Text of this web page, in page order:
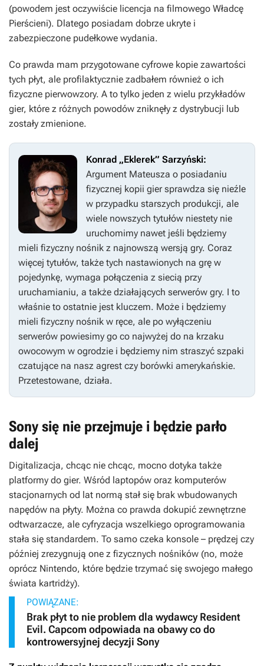
(powodem jest oczywiście licencja na filmowego Władcę
Pierścieni). Dlatego posiadam dobrze ukryte i
zabezpieczone pudełkowe wydania.
Co prawda mam przygotowane cyfrowe kopie zawartości
tych płyt, ale profilaktycznie zadbałem również o ich
fizyczne pierwowzory. A to tylko jeden z wielu przykładów
gier, które z różnych powodów zniknęły z dystrybucji lub
zostały zmienione.
Konrad „Eklerek” Sarzyński:
Argument Mateusza o posiadaniu
fizycznej kopii gier sprawdza się nieźle
w przypadku starszych produkcji, ale
wiele nowszych tytułów niestety nie
uruchomimy nawet jeśli będziemy
mieli fizyczny nośnik z najnowszą wersją gry. Coraz
więcej tytułów, także tych nastawionych na grę w
pojedynkę, wymaga połączenia z siecią przy
uruchamianiu, a także działających serwerów gry. I to
właśnie to ostatnie jest kluczem. Może i będziemy
mieli fizyczny nośnik w ręce, ale po wyłączeniu
serwerów powiesimy go co najwyżej do na krzaku
owocowym w ogrodzie i będziemy nim straszyć szpaki
czatujące na nasz agrest czy borówki amerykańskie.
Przetestowane, działa.
Sony się nie przejmuje i będzie parło
dalej
Digitalizacja, chcąc nie chcąc, mocno dotyka także
platformy do gier. Wśród laptopów oraz komputerów
stacjonarnych od lat normą stał się brak wbudowanych
napędów na płyty. Można co prawda dokupić zewnętrzne
odtwarzacze, ale cyfryzacja wszelkiego oprogramowania
stała się standardem. To samo czeka konsole – prędzej czy
później zrezygnują one z fizycznych nośników (no, może
oprócz Nintendo, które będzie trzymać się swojego małego
świata kartridży).
POWIĄZANE:
Brak płyt to nie problem dla wydawcy Resident
Evil. Capcom odpowiada na obawy co do
kontrowersyjnej decyzji Sony